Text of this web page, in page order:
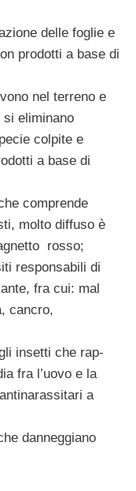
delle fo­glie e
pro­dotti a base di
nel terreno e
eliminano
colpite e
a base di
comprende
molto diffuso è
rosso;
responsabili di
fra cui: mal
cancro,
insetti che rap­
fra l’uovo e la
a
danneggiano